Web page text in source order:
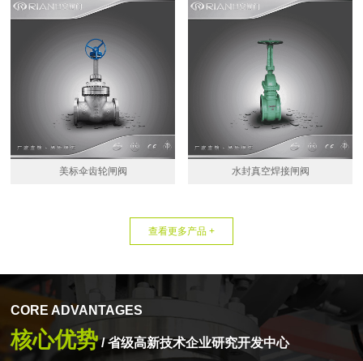
美标伞齿轮闸阀 水封真空焊接闸阀
查看更多产品 +
CORE ADVANTAGES
核心优势 / 省级高新技术企业研究开发中心